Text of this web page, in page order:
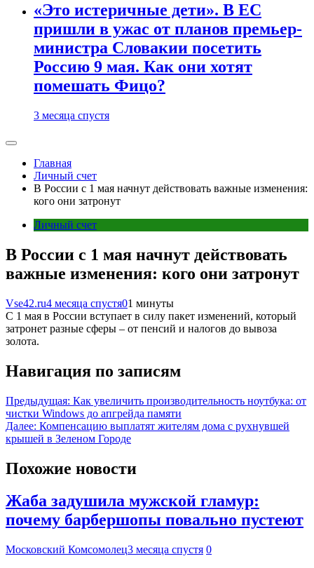
«Это истеричные дети». В ЕС
пришли в ужас от планов премьер-
министра Словакии посетить
Россию 9 мая. Как они хотят
помешать Фицо?
3 месяца спустя
Главная
Личный счет
В России с 1 мая начнут действовать важные изменения:
кого они затронут
Личный счет
В России с 1 мая начнут действовать
важные изменения: кого они затронут
Vse42.ru4 месяца спустя01 минуты
С 1 мая в России вступает в силу пакет изменений, который
затронет разные сферы – от пенсий и налогов до вывоза
золота.
Навигация по записям
Предыдущая: Как увеличить производительность ноутбука: от
чистки Windows до апгрейда памяти
Далее: Компенсацию выплатят жителям дома с рухнувшей
крышей в Зеленом Городе
Похожие новости
Жаба задушила мужской гламур:
почему барбершопы повально пустеют
Московский Комсомолец3 месяца спустя 0